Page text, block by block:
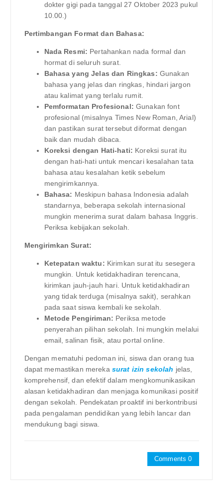
dokter gigi pada tanggal 27 Oktober 2023 pukul
10.00.)
Pertimbangan Format dan Bahasa:
Nada Resmi: Pertahankan nada formal dan
hormat di seluruh surat.
Bahasa yang Jelas dan Ringkas: Gunakan
bahasa yang jelas dan ringkas, hindari jargon
atau kalimat yang terlalu rumit.
Pemformatan Profesional: Gunakan font
profesional (misalnya Times New Roman, Arial)
dan pastikan surat tersebut diformat dengan
baik dan mudah dibaca.
Koreksi dengan Hati-hati: Koreksi surat itu
dengan hati-hati untuk mencari kesalahan tata
bahasa atau kesalahan ketik sebelum
mengirimkannya.
Bahasa: Meskipun bahasa Indonesia adalah
standarnya, beberapa sekolah internasional
mungkin menerima surat dalam bahasa Inggris.
Periksa kebijakan sekolah.
Mengirimkan Surat:
Ketepatan waktu: Kirimkan surat itu sesegera
mungkin. Untuk ketidakhadiran terencana,
kirimkan jauh-jauh hari. Untuk ketidakhadiran
yang tidak terduga (misalnya sakit), serahkan
pada saat siswa kembali ke sekolah.
Metode Pengiriman: Periksa metode
penyerahan pilihan sekolah. Ini mungkin melalui
email, salinan fisik, atau portal online.
Dengan mematuhi pedoman ini, siswa dan orang tua
dapat memastikan mereka surat izin sekolah jelas,
komprehensif, dan efektif dalam mengkomunikasikan
alasan ketidakhadiran dan menjaga komunikasi positif
dengan sekolah. Pendekatan proaktif ini berkontribusi
pada pengalaman pendidikan yang lebih lancar dan
mendukung bagi siswa.
Comments 0